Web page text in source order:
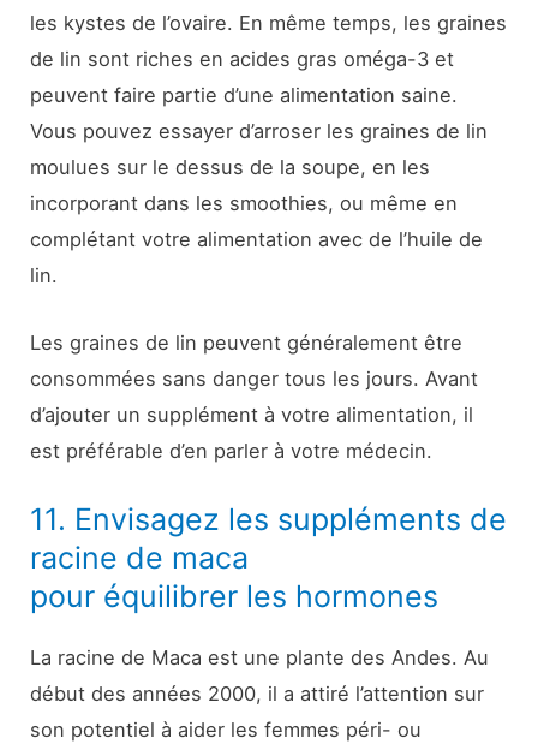
les kystes de l’ovaire. En même temps, les graines
de lin sont riches en acides gras oméga-3 et
peuvent faire partie d’une alimentation saine.
Vous pouvez essayer d’arroser les graines de lin
moulues sur le dessus de la soupe, en les
incorporant dans les smoothies, ou même en
complétant votre alimentation avec de l’huile de
lin.
Les graines de lin peuvent généralement être
consommées sans danger tous les jours. Avant
d’ajouter un supplément à votre alimentation, il
est préférable d’en parler à votre médecin.
11. Envisagez les suppléments de
racine de maca
pour équilibrer les hormones
La racine de Maca est une plante des Andes. Au
début des années 2000, il a attiré l’attention sur
son potentiel à aider les femmes péri- ou